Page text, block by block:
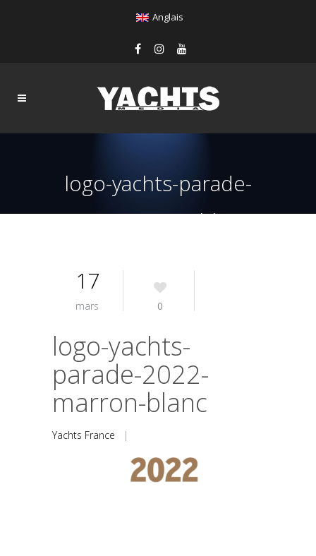
Anglais
logo-yachts-parade-
2022-marron-blanc
17
mars 0
logo-yachts-
parade-2022-
marron-blanc
Yachts France |